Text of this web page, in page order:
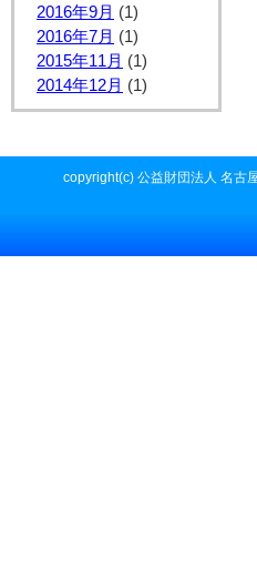
2016年9月 (1)
2016年7月 (1)
2015年11月 (1)
2014年12月 (1)
copyright(c) 公益財団法人 名古